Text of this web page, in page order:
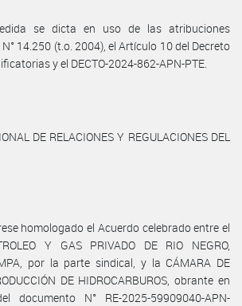
se dicta en uso de las atribuciones
14.250 (t.o. 2004), el Artículo 10 del Decreto
y el DECTO-2024-862-APN-PTE.
DE RELACIONES Y REGULACIONES DEL
homologado el Acuerdo celebrado entre el
Y GAS PRIVADO DE RIO NEGRO,
por la parte sindical, y la CÁMARA DE
DE HIDROCARBUROS, obrante en
N° RE-2025-59909040-APN-